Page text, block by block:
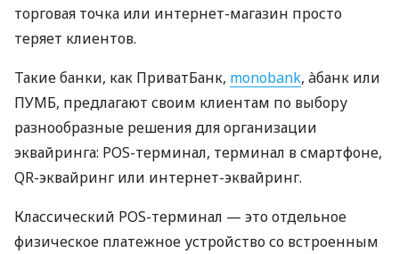
торговая точка или интернет-магазин просто
теряет клиентов.
Такие банки, как ПриватБанк, monobank, àбанк или
ПУМБ, предлагают своим клиентам по выбору
разнообразные решения для организации
эквайринга: POS-терминал, терминал в смартфоне,
QR-эквайринг или интернет-эквайринг.
Классический POS-терминал — это отдельное
физическое платежное устройство со встроенным